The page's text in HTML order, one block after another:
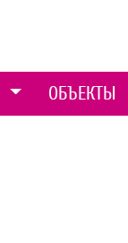
ОБЪЕКТЫ